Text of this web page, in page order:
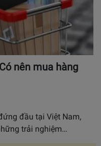
nên mua hàng
đầu tại Việt Nam,
trải nghiệm…